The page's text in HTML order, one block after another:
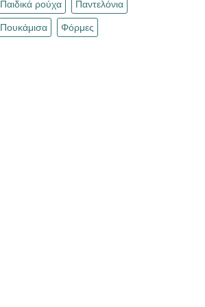
Παιδικά ρούχα Παντελόνια
Πουκάμισα Φόρμες